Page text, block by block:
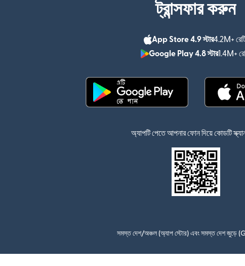
ট্রান্সফার করুন
App Store 4.9 স্টার4.2M+
Google Play 4.8 স্টার1.4M+
অ্যাপটি পেতে আপনার ফোন দিয়ে কোডটি
সমস্ত দেশ/অঞ্চল (অ্যাপ স্টোর) এবং সমস্ত দেশ জুড়ে